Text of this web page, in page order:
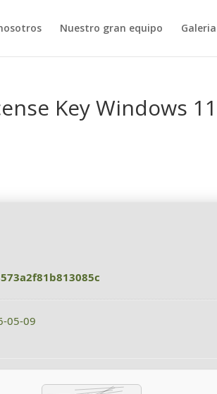
Nuestro gran equipo Galeria
Key Windows 11
05-09